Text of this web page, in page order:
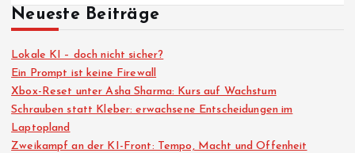
Neueste Beiträge
Lokale KI – doch nicht sicher?
Ein Prompt ist keine Firewall
Xbox-Reset unter Asha Sharma: Kurs auf Wachstum
Schrauben statt Kleber: erwachsene Entscheidungen im
Laptopland
Zweikampf an der KI-Front: Tempo, Macht und Offenheit